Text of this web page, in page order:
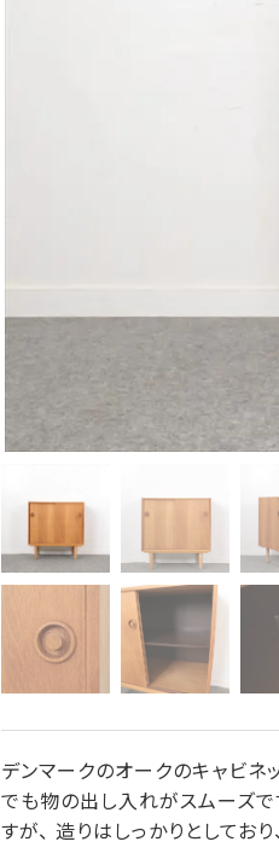
デンマークのオークのキャビネ
でも物の出し入れがスムーズ
すが、 造りはしっかりとしており